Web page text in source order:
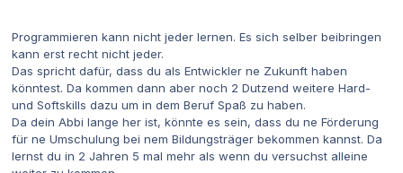
Programmieren kann nicht jeder lernen. Es sich selber beibringen
kann erst recht nicht jeder.
Das spricht dafür, dass du als Entwickler ne Zukunft haben
könntest. Da kommen dann aber noch 2 Dutzend weitere Hard-
und Softskills dazu um in dem Beruf Spaß zu haben.
Da dein Abbi lange her ist, könnte es sein, dass du ne Förderung
für ne Umschulung bei nem Bildungsträger bekommen kannst. Da
lernst du in 2 Jahren 5 mal mehr als wenn du versuchst alleine